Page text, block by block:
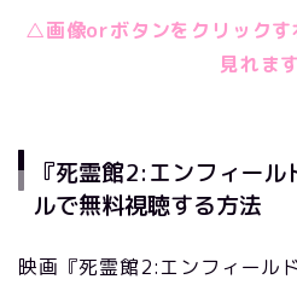
△画像orボタンをクリックす
見れま
『死霊館2:エンフィー
ルで無料視聴する方法
映画『死霊館2:エンフィール